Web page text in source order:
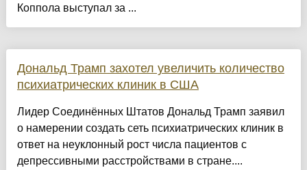
Коппола выступал за ...
Дональд Трамп захотел увеличить количество
психиатрических клиник в США
Лидер Соединённых Штатов Дональд Трамп заявил
о намерении создать сеть психиатрических клиник в
ответ на неуклонный рост числа пациентов с
депрессивными расстройствами в стране....